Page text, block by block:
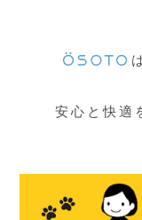
安心と快適